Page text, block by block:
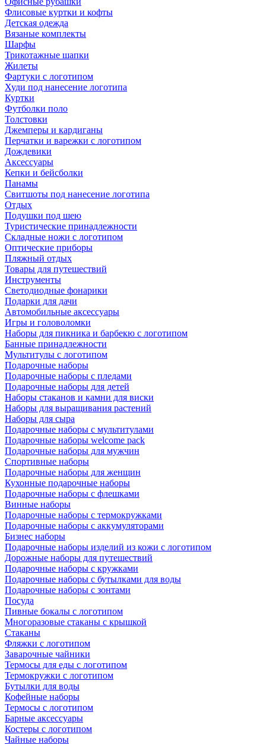
Флисовые куртки и кофты
Детская одежда
Вязаные комплекты
Шарфы
Трикотажные шапки
Жилеты
Фартуки с логотипом
Худи под нанесение логотипа
Куртки
Футболки поло
Толстовки
Джемперы и кардиганы
Перчатки и варежки с логотипом
Дождевики
Аксессуары
Кепки и бейсболки
Панамы
Свитшоты под нанесение логотипа
Отдых
Подушки под шею
Туристические принадлежности
Складные ножи с логотипом
Оптические приборы
Пляжный отдых
Товары для путешествий
Инструменты
Светодиодные фонарики
Подарки для дачи
Автомобильные аксессуары
Игры и головоломки
Наборы для пикника и барбекю с логотипом
Банные принадлежности
Мультитулы с логотипом
Подарочные наборы
Подарочные наборы с пледами
Подарочные наборы для детей
Наборы стаканов и камни для виски
Наборы для выращивания растений
Наборы для сыра
Подарочные наборы с мультитулами
Подарочные наборы welcome pack
Подарочные наборы для мужчин
Спортивные наборы
Подарочные наборы для женщин
Кухонные подарочные наборы
Подарочные наборы с флешками
Винные наборы
Подарочные наборы с термокружками
Подарочные наборы с аккумуляторами
Бизнес наборы
Подарочные наборы изделий из кожи с логотипом
Дорожные наборы для путешествий
Подарочные наборы с кружками
Подарочные наборы с бутылками для воды
Подарочные наборы с зонтами
Посуда
Пивные бокалы с логотипом
Многоразовые стаканы с крышкой
Стаканы
Фляжки с логотипом
Заварочные чайники
Термосы для еды с логотипом
Термокружки с логотипом
Бутылки для воды
Кофейные наборы
Термосы с логотипом
Барные аксессуары
Костеры с логотипом
Чайные наборы